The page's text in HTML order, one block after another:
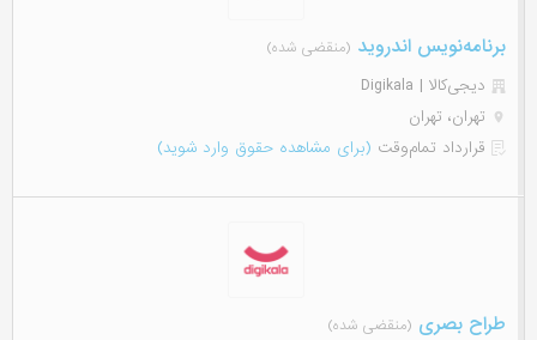
برنامه‌نویس اندروید (منقضی شده)
دیجی‌‌کالا | Digikala
تهران، تهران
قرارداد تمام‌وقت (برای مشاهده حقوق وارد شوید)
طراح بصری (منقضی شده)